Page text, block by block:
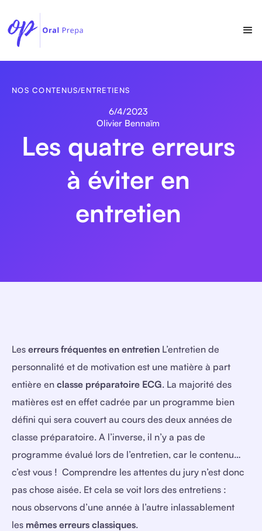
NOS CONTENUS/ENTRETIENS
6/4/2023
Olivier Bennaïm
Les quatre erreurs
à éviter en
entretien
Les erreurs fréquentes en entretien L’entretien de
personnalité et de motivation est une matière à part
entière en classe préparatoire ECG. La majorité des
matières est en effet cadrée par un programme bien
défini qui sera couvert au cours des deux années de
classe préparatoire. A l’inverse, il n’y a pas de
programme évalué lors de l’entretien, car le contenu…
c’est vous ! Comprendre les attentes du jury n’est donc
pas chose aisée. Et cela se voit lors des entretiens :
nous observons d’une année à l’autre inlassablement
les mêmes erreurs classiques.